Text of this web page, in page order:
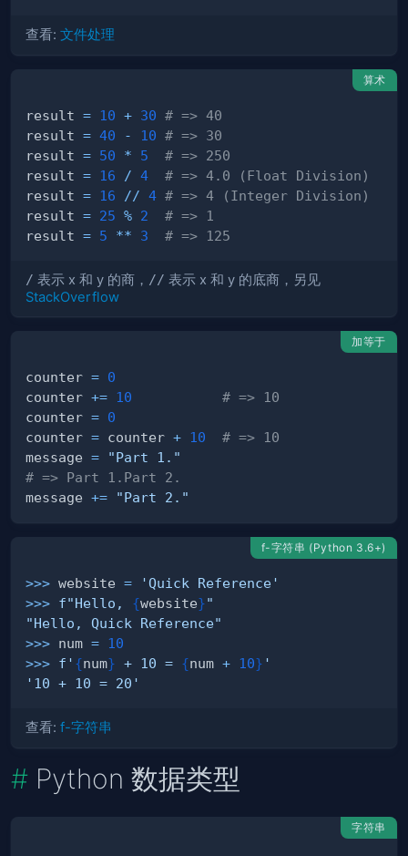
查看: 文件处理
算术
result = 10 + 30 # => 40
result = 40 - 10 # => 30
result = 50 * 5
# => 250
result = 16 / 4
# => 4.0 (Float Division)
result = 16 // 4 # => 4 (Integer Division)
result = 25 % 2
# => 1
result = 5 ** 3 # => 125
/ 表示 x 和 y 的商， // 表示 x 和 y 的底商，另见
StackOverflow
加等于
counter = 0
counter += 10
# => 10
counter = 0
counter = counter + 10
# => 10
message =
"Part 1."
# => Part 1.Part 2.
message += "Part 2."
f-字符串 (Python 3.6+)
>>> website =
'Quick Reference'
>>> f"Hello, {website}"
"Hello, Quick Reference"
>>> num = 10
>>> f' {num} + 10 = {num + 10} '
'10 + 10 = 20'
查看: f-字符串
Python 数据类型
字符串